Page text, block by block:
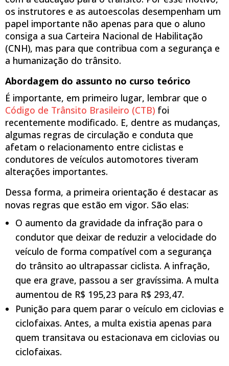
os instrutores e as autoescolas desempenham um
papel importante não apenas para que o aluno
consiga a sua Carteira Nacional de Habilitação
(CNH), mas para que contribua com a segurança e
a humanização do trânsito.
Abordagem do assunto no curso teórico
É importante, em primeiro lugar, lembrar que o
Código de Trânsito Brasileiro (CTB) foi
recentemente modificado. E, dentre as mudanças,
algumas regras de circulação e conduta que
afetam o relacionamento entre ciclistas e
condutores de veículos automotores tiveram
alterações importantes.
Dessa forma, a primeira orientação é destacar as
novas regras que estão em vigor. São elas:
O aumento da gravidade da infração para o
condutor que deixar de reduzir a velocidade do
veículo de forma compatível com a segurança
do trânsito ao ultrapassar ciclista. A infração,
que era grave, passou a ser gravíssima. A multa
aumentou de R$ 195,23 para R$ 293,47.
Punição para quem parar o veículo em ciclovias e
ciclofaixas. Antes, a multa existia apenas para
quem transitava ou estacionava em ciclovias ou
ciclofaixas.